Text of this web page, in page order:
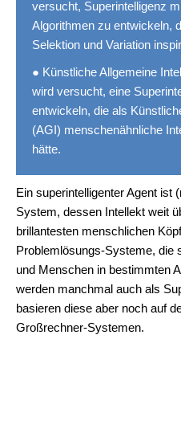
versucht, Superintelligenz
Algorithmen zu entwickeln,
Selektion und Variation
● Künstliche Allgemeine
wird versucht, eine
entwickeln, die als
(AGI) menschenähnliche
hätte.
Ein superintelligenter Agent ist
System, dessen Intellekt weit
brillantesten menschlichen
Problemlösungs-Systeme, die
und Menschen in bestimmten
werden manchmal auch als
basieren diese aber noch auf
Großrechner-Systemen.